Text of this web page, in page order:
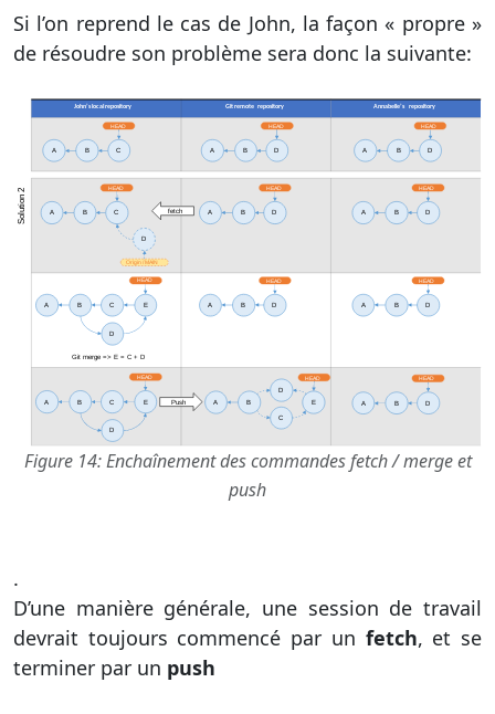
Si l’on reprend le cas de John, la façon « propre »
de résoudre son problème sera donc la suivante:
Figure 14: Enchaînement des commandes fetch / merge et
push
.
D’une manière générale, une session de travail
devrait toujours commencé par un fetch, et se
terminer par un push